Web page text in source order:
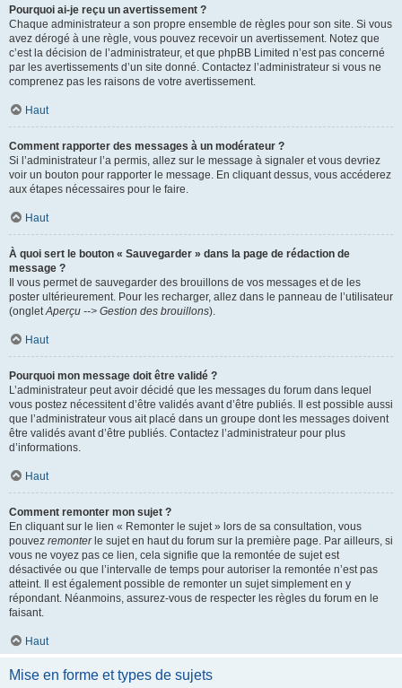
Pourquoi ai-je reçu un avertissement ?
Chaque administrateur a son propre ensemble de règles pour son site. Si vous
avez dérogé à une règle, vous pouvez recevoir un avertissement. Notez que
c’est la décision de l’administrateur, et que phpBB Limited n’est pas concerné
par les avertissements d’un site donné. Contactez l’administrateur si vous ne
comprenez pas les raisons de votre avertissement.
Haut
Comment rapporter des messages à un modérateur ?
Si l’administrateur l’a permis, allez sur le message à signaler et vous devriez
voir un bouton pour rapporter le message. En cliquant dessus, vous accéderez
aux étapes nécessaires pour le faire.
Haut
À quoi sert le bouton « Sauvegarder » dans la page de rédaction de
message ?
Il vous permet de sauvegarder des brouillons de vos messages et de les
poster ultérieurement. Pour les recharger, allez dans le panneau de l’utilisateur
(ongletAperçu --> Gestion des brouillons).
Haut
Pourquoi mon message doit être validé ?
L’administrateur peut avoir décidé que les messages du forum dans lequel
vous postez nécessitent d’être validés avant d’être publiés. Il est possible aussi
que l’administrateur vous ait placé dans un groupe dont les messages doivent
être validés avant d’être publiés. Contactez l’administrateur pour plus
d’informations.
Haut
Comment remonter mon sujet ?
En cliquant sur le lien « Remonter le sujet » lors de sa consultation, vous
pouvez remonterle sujet en haut du forum sur la première page. Par ailleurs, si
vous ne voyez pas ce lien, cela signifie que la remontée de sujet est
désactivée ou que l’intervalle de temps pour autoriser la remontée n’est pas
atteint. Il est également possible de remonter un sujet simplement en y
répondant. Néanmoins, assurez-vous de respecter les règles du forum en le
faisant.
Haut
Mise en forme et types de sujets